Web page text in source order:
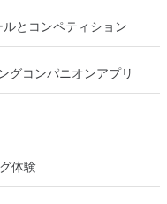
とコンペティション
グコンパニオンアプリ
体験